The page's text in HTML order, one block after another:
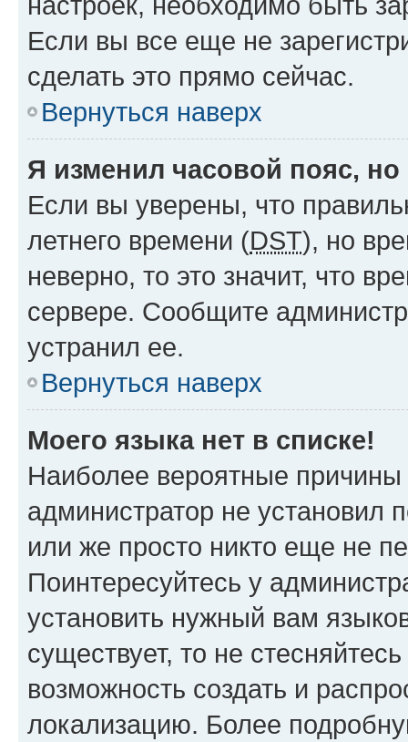
Если вы все еще не
сделать это прямо сейчас.
Вернуться наверх
Я изменил часовой пояс,
Если вы уверены, что
летнего времени (DST), но
неверно, то это значит, что
сервере. Сообщите
устранил ее.
Вернуться наверх
Моего языка нет в списке!
Наиболее вероятные причины
администратор не установил
или же просто никто еще не
Поинтересуйтесь у
установить нужный вам
существует, то не
возможность создать и
локализацию. Более